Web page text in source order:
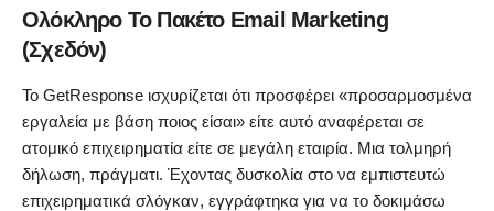
Ολόκληρο Το Πακέτο Email Marketing
(Σχεδόν)
Το GetResponse ισχυρίζεται ότι προσφέρει «προσαρμοσμένα
εργαλεία με βάση ποιος είσαι» είτε αυτό αναφέρεται σε
ατομικό επιχειρηματία είτε σε μεγάλη εταιρία. Μια τολμηρή
δήλωση, πράγματι. Έχοντας δυσκολία στο να εμπιστευτώ
επιχειρηματικά σλόγκαν, εγγράφτηκα για να το δοκιμάσω